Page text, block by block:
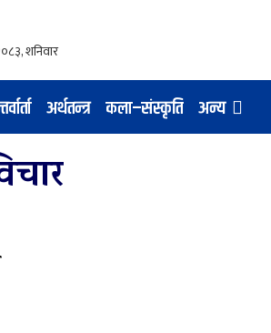
अर्थतन्त्र कला–संस्कृति अन्य